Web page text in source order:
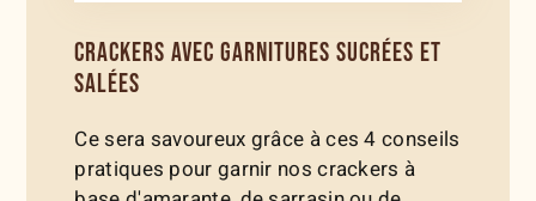
CRACKERS AVEC GARNITURES SUCRÉES ET
SALÉES
Ce sera savoureux grâce à ces 4 conseils
pratiques pour garnir nos crackers à